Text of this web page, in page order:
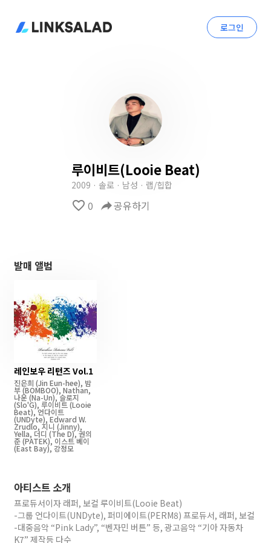
로그인
루이비트(Looie Beat)
2009 · 솔로 · 남성 · 랩/힙합
favorite_border 0 reply공유하기
발매 앨범
레인보우 리턴즈 Vol.1
진은희 (Jin Eun-hee), 밤
부(BOMBOO), Nathan,
나운(Na-Un),슬로지
(Slo'G), 루이비트 (Looie
Beat),언다이트
(UNDyte),Edward W.
Zrudlo, 지니 (Jinny),
Yella, 더디(The D),권의
준(PATEK), 이스트 베이
(East Bay),강정모
아티스트 소개
프로듀서이자 래퍼, 보컬 루이비트(Looie Beat)
-그룹 언다이트(UNDyte), 퍼미에이트(PERM8) 프로듀서, 래퍼, 보컬
-대중음악 “Pink Lady”, “벤자민 버튼” 등, 광고음악 “기아 자동차
K7” 제작등 다수